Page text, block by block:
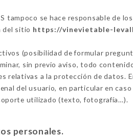
tampoco se hace responsable de
del sitio https://vinevietable-
(posibilidad de formular
sin previo aviso, todo
relativas a la protección de datos.
del usuario, en particular en
utilizado (texto, fotografía…).
personales.